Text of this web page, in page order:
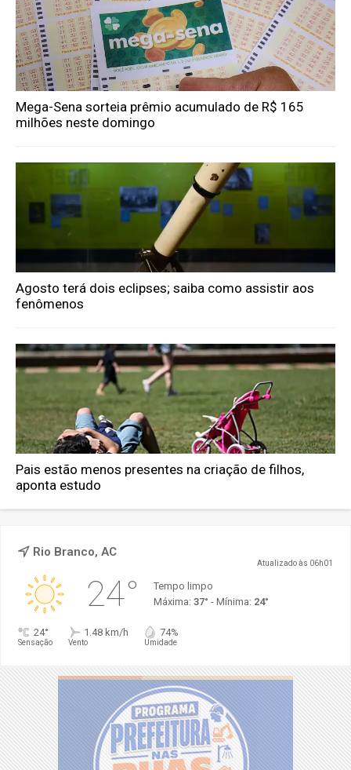
Mega-Sena sorteia prêmio acumulado de R$ 165
milhões neste domingo
Agosto terá dois eclipses; saiba como assistir aos
fenômenos
Pais estão menos presentes na criação de filhos,
aponta estudo
Rio Branco, AC
Atualizado às 06h01
24°
Tempo limpo
Máxima: 37° - Mínima: 24°
24°
Sensação
1.48 km/h
Vento
74%
Umidade